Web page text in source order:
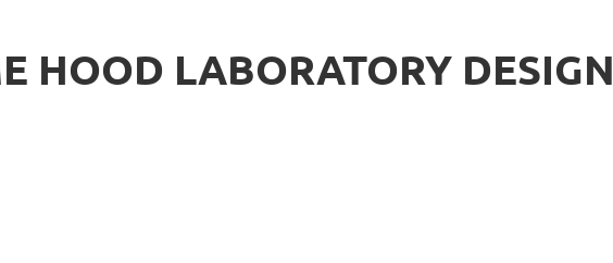
HOOD LABORATORY DESIGN